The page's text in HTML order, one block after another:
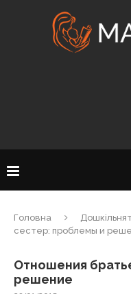
Головна
сестер: проблемы и
Отношения
решение